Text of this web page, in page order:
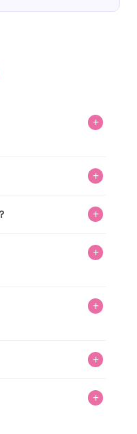
+
営はキャラグッズコレ
に40,000種のキャラグ
+
全てのアイテムを購 +
ぼすべての写真も、1枚
のです。さらに、10
を選定・購入する編集
+
。編集長KOSが最終確
+
なお、記事内に価格は
です。
+
+